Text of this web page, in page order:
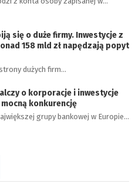
się o duże firmy. Inwestycje z
158 mld zł napędzają popyt
dużych firm…
o korporacje i inwestycje
konkurencję
grupy bankowej w Europie…